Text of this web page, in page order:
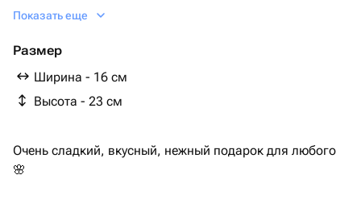
медовый мусс с клубникой - 1 шт.
Показать еще
Размер
Ширина - 16 см
Высота - 23 см
Очень сладкий, вкусный, нежный подарок для любого
🌸